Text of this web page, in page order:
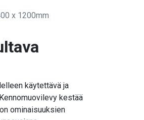
x 1200mm
käytettävä ja
kestää
ominaisuuksien